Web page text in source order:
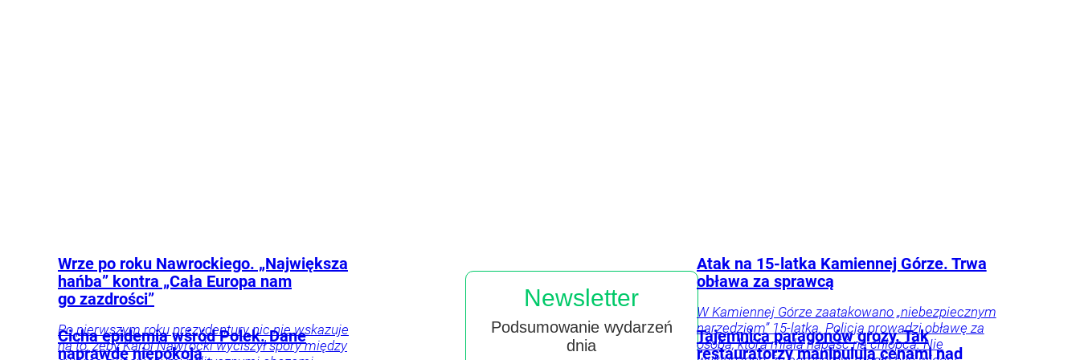
Wrze po roku Nawrockiego. „Największa
hańba” kontra „Cała Europa nam
go zazdrości”
Po pierwszym roku prezydentury nic nie wskazuje
na to, żeby Karol Nawrocki wyciszył spory między
Cicha epidemia wśród Polek. Dane
naprawdę niepokoją
Newsletter
Podsumowanie wydarzeń
dnia
Atak na 15-latka Kamiennej Górze. Trwa
obława za sprawcą
W Kamiennej Górze zaatakowano „niebezpiecznym
narzędziem” 15-latka. Policja prowadzi obławę za
osobą, która miała napaść na chłopca. Nie
Tajemnica paragonów grozy. Tak
restauratorzy manipulują cenami nad